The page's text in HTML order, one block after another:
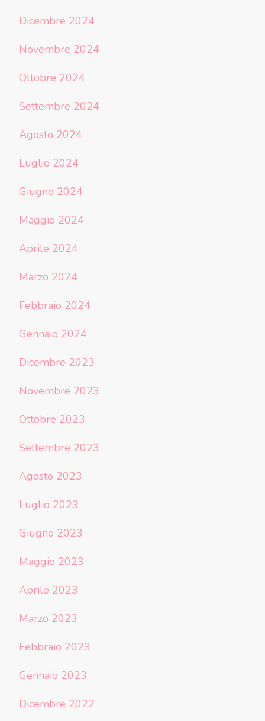
Dicembre 2024
Novembre 2024
Ottobre 2024
Settembre 2024
Agosto 2024
Luglio 2024
Giugno 2024
Maggio 2024
Aprile 2024
Marzo 2024
Febbraio 2024
Gennaio 2024
Dicembre 2023
Novembre 2023
Ottobre 2023
Settembre 2023
Agosto 2023
Luglio 2023
Giugno 2023
Maggio 2023
Aprile 2023
Marzo 2023
Febbraio 2023
Gennaio 2023
Dicembre 2022